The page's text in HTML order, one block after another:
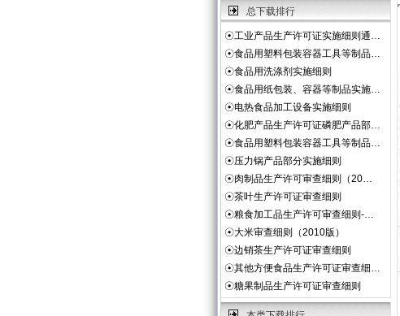
总下载排行
☉工业产品生产许可证实施细则通…
☉食品用塑料包装容器工具等制品…
☉食品用洗涤剂实施细则
☉食品用纸包装、容器等制品实施…
☉电热食品加工设备实施细则
☉化肥产品生产许可证磷肥产品部…
☉食品用塑料包装容器工具等制品…
☉压力锅产品部分实施细则
☉肉制品生产许可审查细则（20…
☉茶叶生产许可证审查细则
☉粮食加工品生产许可审查细则-…
☉大米审查细则（2010版）
☉边销茶生产许可证审查细则
☉其他方便食品生产许可证审查细…
☉糖果制品生产许可证审查细则